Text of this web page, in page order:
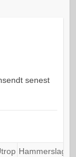
senest
Hammerslag